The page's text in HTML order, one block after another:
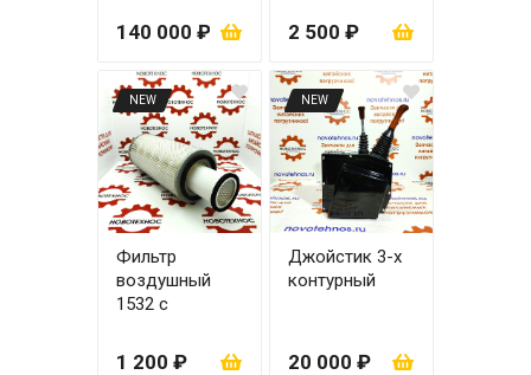
140 000 ₽ 2 500 ₽
NEW
Фильтр
воздушный
1532 с
1 200 ₽
NEW
Джойстик 3-х
контурный
20 000 ₽